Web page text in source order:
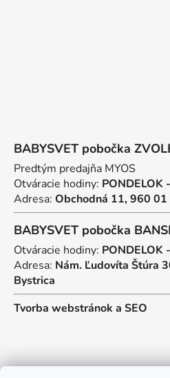
BABYSVET pobočka
Predtým predajňa MYOS
Otváracie hodiny: PONDELOK
Adresa: Obchodná 11, 960 01
BABYSVET pobočka
Otváracie hodiny: PONDELOK
Adresa: Nám. Ľudovíta Štúra
Bystrica
Tvorba webstránok a SEO